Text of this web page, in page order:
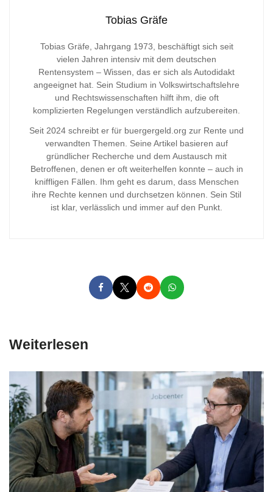
Tobias Gräfe
Tobias Gräfe, Jahrgang 1973, beschäftigt sich seit
vielen Jahren intensiv mit dem deutschen
Rentensystem – Wissen, das er sich als Autodidakt
angeeignet hat. Sein Studium in Volkswirtschaftslehre
und Rechtswissenschaften hilft ihm, die oft
komplizierten Regelungen verständlich aufzubereiten.
Seit 2024 schreibt er für buergergeld.org zur Rente und
verwandten Themen. Seine Artikel basieren auf
gründlicher Recherche und dem Austausch mit
Betroffenen, denen er oft weiterhelfen konnte – auch in
kniffligen Fällen. Ihm geht es darum, dass Menschen
ihre Rechte kennen und durchsetzen können. Sein Stil
ist klar, verlässlich und immer auf den Punkt.
Weiterlesen